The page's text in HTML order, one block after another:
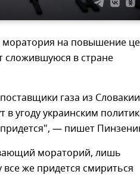
моратория на повышение
сложившуюся в стране
газа из
в угоду украинским
— пишет
мораторий, лишь
же придется смириться